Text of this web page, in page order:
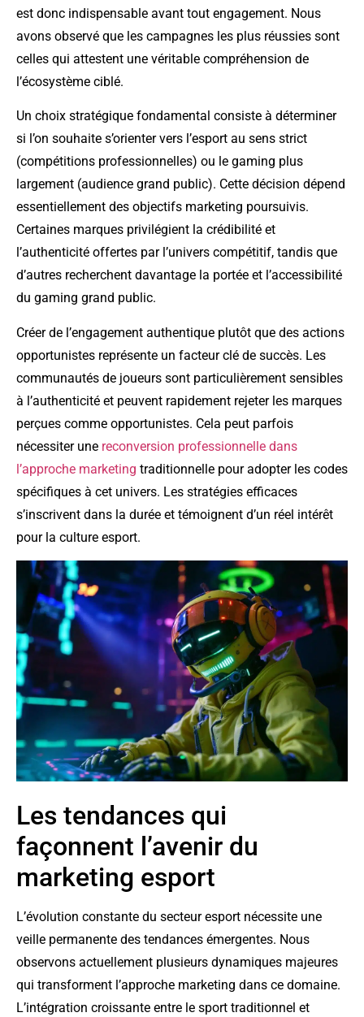
est donc indispensable avant tout engagement. Nous
avons observé que les campagnes les plus réussies sont
celles qui attestent une véritable compréhension de
l’écosystème ciblé.
Un choix stratégique fondamental consiste à déterminer
si l’on souhaite s’orienter vers l’esport au sens strict
(compétitions professionnelles) ou le gaming plus
largement (audience grand public). Cette décision dépend
essentiellement des objectifs marketing poursuivis.
Certaines marques privilégient la crédibilité et
l’authenticité offertes par l’univers compétitif, tandis que
d’autres recherchent davantage la portée et l’accessibilité
du gaming grand public.
Créer de l’engagement authentique plutôt que des actions
opportunistes représente un facteur clé de succès. Les
communautés de joueurs sont particulièrement sensibles
à l’authenticité et peuvent rapidement rejeter les marques
perçues comme opportunistes. Cela peut parfois
nécessiter une reconversion professionnelle dans
l’approche marketing traditionnelle pour adopter les codes
spécifiques à cet univers. Les stratégies efficaces
s’inscrivent dans la durée et témoignent d’un réel intérêt
pour la culture esport.
Les tendances qui
façonnent l’avenir du
marketing esport
L’évolution constante du secteur esport nécessite une
veille permanente des tendances émergentes. Nous
observons actuellement plusieurs dynamiques majeures
qui transforment l’approche marketing dans ce domaine.
L’intégration croissante entre le sport traditionnel et